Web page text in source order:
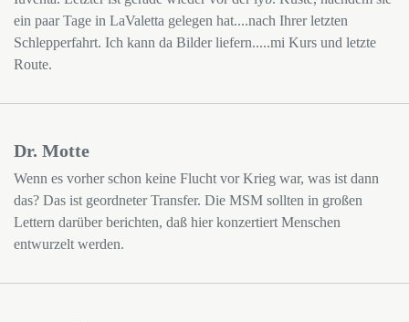
ein paar Tage in LaValetta gelegen hat....nach Ihrer letzten
Schlepperfahrt. Ich kann da Bilder liefern.....mi Kurs und letzte
Route.
Dr. Motte
Wenn es vorher schon keine Flucht vor Krieg war, was ist dann
das? Das ist geordneter Transfer. Die MSM sollten in großen
Lettern darüber berichten, daß hier konzertiert Menschen
entwurzelt werden.